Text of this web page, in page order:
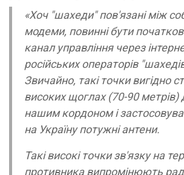
«Хоч "шахеди" пов'язані між
модеми, повинні бути
канал управління через
російських операторів
Звичайно, такі точки вигідно
високих щоглах (70-90 метрiв)
нашим кордоном і
на Україну потужні антени.
Такі високі точки зв'язку на
противника випромінюють